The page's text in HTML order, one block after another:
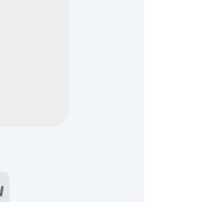
PayPal